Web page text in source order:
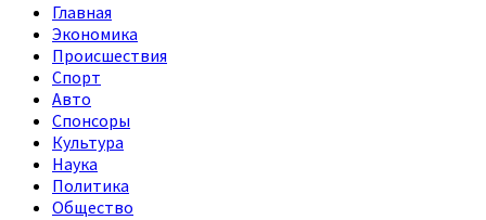
Главная
Экономика
Происшествия
Спорт
Авто
Спонсоры
Культура
Наука
Политика
Общество